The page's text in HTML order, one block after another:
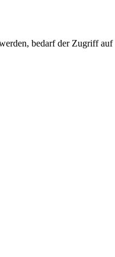
bedarf der Zugriff auf